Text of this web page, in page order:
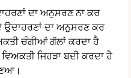
ਦਾ ਅਨੁਸਰਣ ਨਾ ਕਰ
ਉਦਾਹਰਣਾਂ ਦਾ ਅਨੁਸਰਣ ਕਰ
ਚੰਗੀਆਂ ਗੱਲਾਂ ਕਰਦਾ ਹੈ
ਜਿਹੜਾ ਬਦੀ ਕਰਦਾ ਹੈ